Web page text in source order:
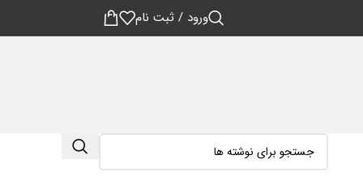
ورود / ثبت نام